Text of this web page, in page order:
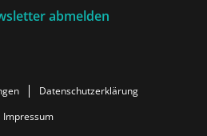
abmelden
Datenschutzerklärung
Impressum